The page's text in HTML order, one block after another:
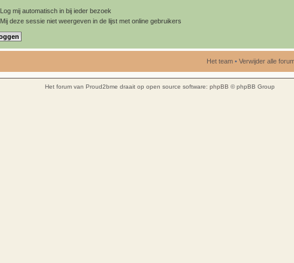
Log mij automatisch in bij ieder bezoek
Mij deze sessie niet weergeven in de lijst met online gebruikers
Het team• Verwijder alle
Het forum van Proud2bme draait op open source software: phpBB © phpBB Group